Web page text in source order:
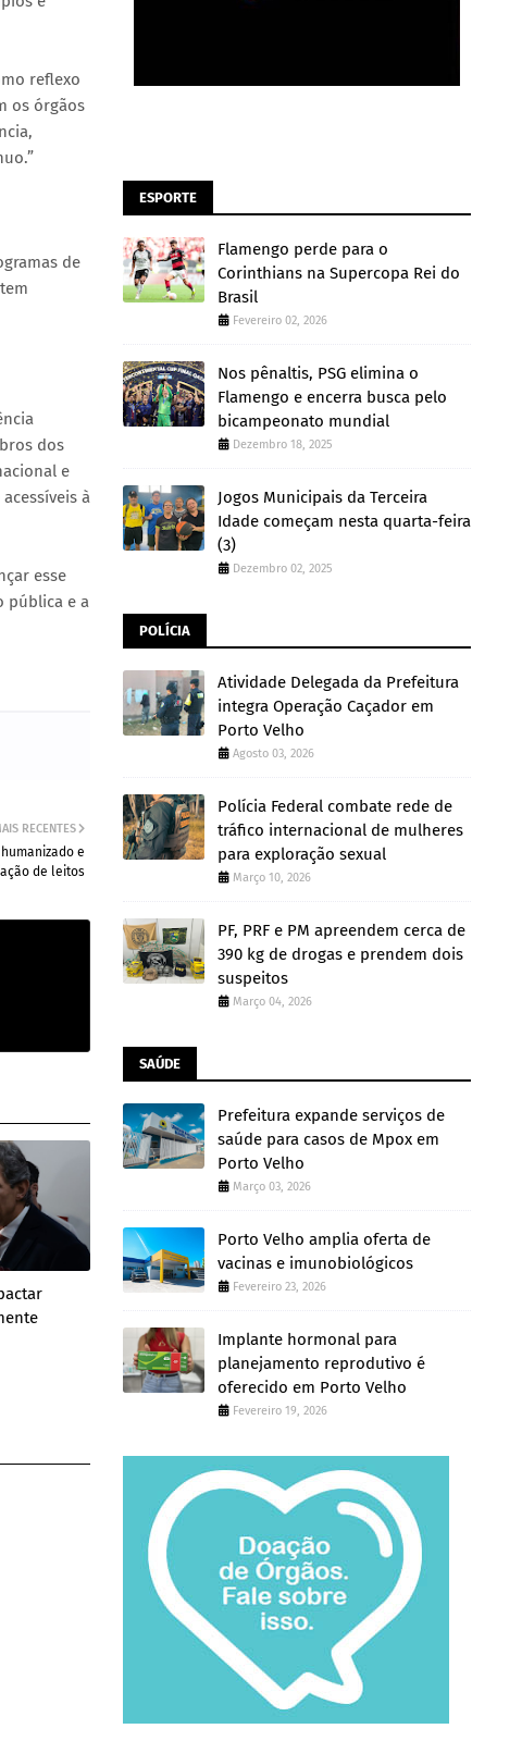
reflexo
os órgãos
de
dos
e
à
esse
pública e a
RECENTES
e
de leitos
ESPORTE
Flamengo perde para o
Corinthians na Supercopa Rei do
Brasil
Fevereiro 02, 2026
Nos pênaltis, PSG elimina o
Flamengo e encerra busca pelo
bicampeonato mundial
Dezembro 18, 2025
Jogos Municipais da Terceira
Idade começam nesta quarta-feira
(3)
Dezembro 02, 2025
POLÍCIA
Atividade Delegada da Prefeitura
integra Operação Caçador em
Porto Velho
Agosto 03, 2026
Polícia Federal combate rede de
tráfico internacional de mulheres
para exploração sexual
Março 10, 2026
PF, PRF e PM apreendem cerca de
390 kg de drogas e prendem dois
suspeitos
Março 04, 2026
SAÚDE
Prefeitura expande serviços de
saúde para casos de Mpox em
Porto Velho
Março 03, 2026
Porto Velho amplia oferta de
vacinas e imunobiológicos
Fevereiro 23, 2026
Implante hormonal para
planejamento reprodutivo é
oferecido em Porto Velho
Fevereiro 19, 2026